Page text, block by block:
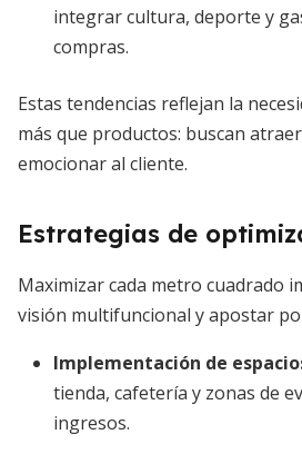
integrar cultura, deporte y
compras.
Estas tendencias reflejan la
más que productos: buscan
emocionar al cliente.
Estrategias de
Maximizar cada metro cuadrado
visión multifuncional y apostar
Implementación de
tienda, cafetería y zonas de
ingresos.